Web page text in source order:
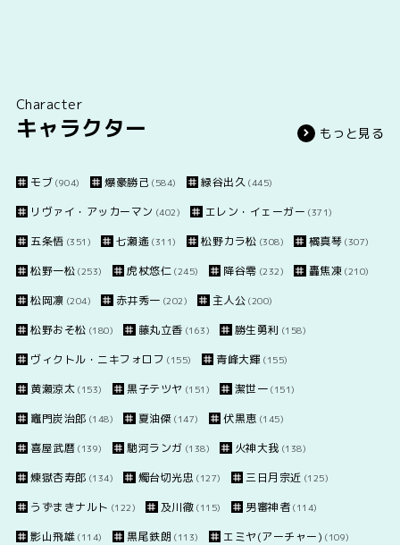
Character
キャラクター もっと見る
モブ (904) 爆豪勝己 (584) 緑谷出久 (445)
リヴァイ・アッカーマン (402) エレン・イェーガー (371)
五条悟 (351) 七瀬遙 (311) 松野カラ松 (308) 橘真琴 (307)
松野一松 (253) 虎杖悠仁 (245) 降谷零 (232) 轟焦凍 (210)
松岡凛 (204) 赤井秀一 (202) 主人公 (200)
松野おそ松 (180) 藤丸立香 (163) 勝生勇利 (158)
ヴィクトル・ニキフォロフ (155) 青峰大輝 (155)
黄瀬涼太 (153) 黒子テツヤ (151) 潔世一 (151)
竈門炭治郎 (148) 夏油傑 (147) 伏黒恵 (145)
喜屋武暦 (139) 馳河ランガ (138) 火神大我 (138)
煉獄杏寿郎 (134) 燭台切光忠 (127) 三日月宗近 (125)
うずまきナルト (122) 及川徹 (115) 男審神者 (114)
影山飛雄 (114) 黒尾鉄朗 (113) エミヤ(アーチャー) (109)